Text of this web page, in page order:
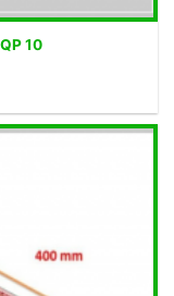
10